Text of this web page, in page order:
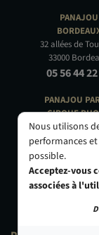
PANAJOU
32 allées de
33000
05 56 44
PANAJOU
CIRQUE
9, bd des Filles-
75003 Paris
01 40 29 91
Nous utilisons
performances
possible.
Acceptez-vous
associées à